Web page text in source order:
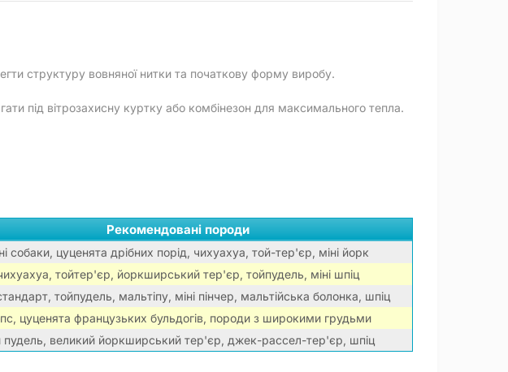
структуру вовняної нитки та початкову форму виробу.
під вітрозахисну куртку або комбінезон для максимального тепла.
Рекомендовані породи
собаки, цуценята дрібних порід, чихуахуа, той-тер'єр, міні йорк
тойтер'єр, йоркширський тер'єр, тойпудель, міні шпіц
тойпудель, мальтіпу, міні пінчер, мальтійська болонка, шпіц
цуценята французьких бульдогів, породи з широкими грудьми
пудель, великий йоркширський тер'єр, джек-рассел-тер'єр, шпіц